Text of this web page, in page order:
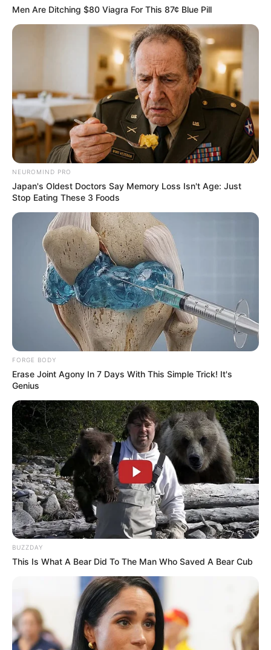
Men Are Ditching $80 Viagra For This 87¢ Blue Pill
NEUROMIND PRO
Japan's Oldest Doctors Say Memory Loss Isn't Age: Just
Stop Eating These 3 Foods
FORGE BODY
Erase Joint Agony In 7 Days With This Simple Trick! It's
Genius
BUZZDAY
This Is What A Bear Did To The Man Who Saved A Bear Cub